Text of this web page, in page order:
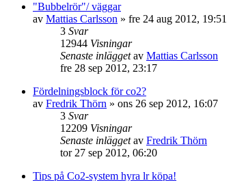
"Bubbelrör"/ väggar
av Mattias Carlsson » fre 24 aug 2012, 19:51
3 Svar
12944 Visningar
Senaste inläggetav Mattias Carlsson
fre 28 sep 2012, 23:17
Fördelningsblock för co2?
av Fredrik Thörn » ons 26 sep 2012, 16:07
3 Svar
12209 Visningar
Senaste inläggetav Fredrik Thörn
tor 27 sep 2012, 06:20
Tips på Co2-system hyra lr köpa!